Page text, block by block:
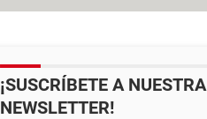
¡SUSCRÍBETE A NUESTRA
NEWSLETTER!